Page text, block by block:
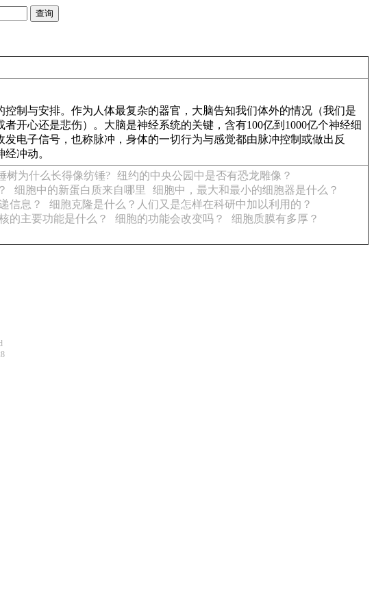
与安排。作为人体最复杂的器官，大脑告知我们体外的情况（我们是
开心还是悲伤）。大脑是神经系统的关键，含有100亿到1000亿个神经细
电子信号，也称脉冲，身体的一切行为与感觉都由脉冲控制或做出反
冲动。
树为什么长得像纺锤? 纽约的中央公园中是否有恐龙雕像？
细胞中的新蛋白质来自哪里
细胞中，最大和最小的细胞器是什么？
信息？
细胞克隆是什么？人们又是怎样在科研中加以利用的？
的主要功能是什么？ 细胞的功能会改变吗？
细胞质膜有多厚？